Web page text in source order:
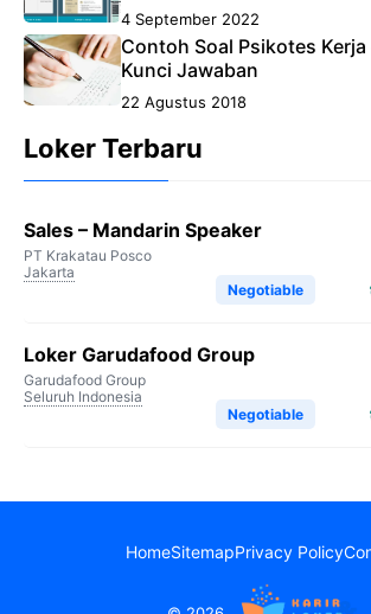
4 September 2022
Contoh Soal Psikotes Kerja
Kunci Jawaban
22 Agustus 2018
Loker Terbaru
Sales – Mandarin Speaker
PT Krakatau Posco
Jakarta
Negotiable
Loker Garudafood Group
Garudafood Group
Seluruh Indonesia
Negotiable
HomeSitemapPrivacy Policy